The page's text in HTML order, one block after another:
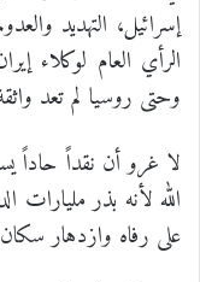
إسرائيل، التهديد
الرأي العام لوكلاء
وحتى روسيا لم تعد
لا غرو أن نقداً حاداً
الله لأنه بذر
على رفاه وازدهار